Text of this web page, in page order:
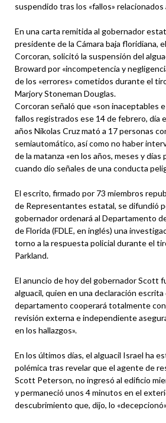
suspendido tras los «fallos»
En una carta remitida al gobernador
presidente de la Cámara baja floridiana,
Corcoran, solicitó la suspensión del
Broward por «incompetencia y
de los «errores» cometidos durante el
Marjory Stoneman Douglas.
Corcoran señaló que «son inaceptables
fallos registrados ese 14 de febrero, día
años Nikolas Cruz mató a 17 personas
semiautomático, así como no haber
de la matanza «en los años, meses y
cuando dio señales de una conducta
El escrito, firmado por 73 miembros
de Representantes estatal, se difundió
gobernador ordenará al Departamento
de Florida (FDLE, en inglés) una
torno a la respuesta policial durante el
Parkland.
El anuncio de hoy del gobernador Scott
alguacil, quien en una declaración escrita
departamento cooperará totalmente con
revisión externa e independiente
en los hallazgos».
En los últimos días, el alguacil Israel ha
polémica tras revelar que el agente de
Scott Peterson, no ingresó al edificio
y permaneció unos 4 minutos en el
descubrimiento que, dijo, lo